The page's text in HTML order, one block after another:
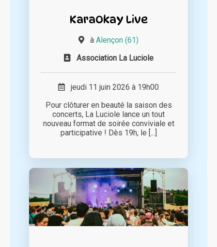
KaraOkay Live
à Alençon (61)
Association La Luciole
jeudi 11 juin 2026 à 19h00
Pour clôturer en beauté la saison des
concerts, La Luciole lance un tout
nouveau format de soirée conviviale et
participative ! Dès 19h, le [...]